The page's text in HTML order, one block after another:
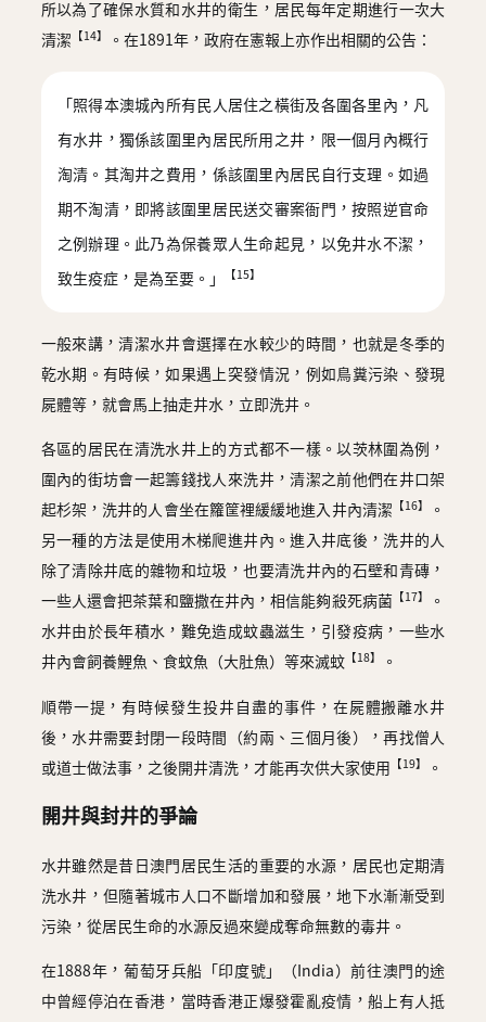
所以為了確保水質和水井的衛生，居民每年定期進行一次大
清潔 【14】 。在1891年，政府在憲報上亦作出相關的公告：
「照得本澳城內所有民人居住之橫街及各圍各里內，凡
有水井，獨係該圍里內居民所用之井，限一個月內概行
淘清。其淘井之費用，係該圍里內居民自行支理。如過
期不淘清，即將該圍里居民送交審案衙門，按照逆官命
之例辦理。此乃為保養眾人生命起見，以免井水不潔，
致生疫症，是為至要。」 【15】
一般來講，清潔水井會選擇在水較少的時間，也就是冬季的
乾水期。有時候，如果遇上突發情況，例如鳥糞污染、發現
屍體等，就會馬上抽走井水，立即洗井。
各區的居民在清洗水井上的方式都不一樣。以茨林圍為例，
圍內的街坊會一起籌錢找人來洗井，清潔之前他們在井口架
起杉架，洗井的人會坐在籮筐裡緩緩地進入井內清潔 【16】
。
另一種的方法是使用木梯爬進井內。進入井底後，洗井的人
除了清除井底的雜物和垃圾，也要清洗井內的石壁和青磚，
一些人還會把茶葉和鹽撒在井內，相信能夠殺死病菌 【17】
。
水井由於長年積水，難免造成蚊蟲滋生，引發疫病，一些水
井內會飼養鯉魚、食蚊魚（大肚魚）等來滅蚊【18】 。
順帶一提，有時候發生投井自盡的事件，在屍體搬離水井
後，水井需要封閉一段時間（約兩、三個月後），再找僧人
或道士做法事，之後開井清洗，才能再次供大家使用
【19】 。
開井與封井的爭論
水井雖然是昔日澳門居民生活的重要的水源，居民也定期清
洗水井，但隨著城市人口不斷增加和發展，地下水漸漸受到
污染，從居民生命的水源反過來變成奪命無數的毒井。
在1888年，葡萄牙兵船「印度號」（India）前往澳門的途
中曾經停泊在香港，當時香港正爆發霍亂疫情，船上有人抵